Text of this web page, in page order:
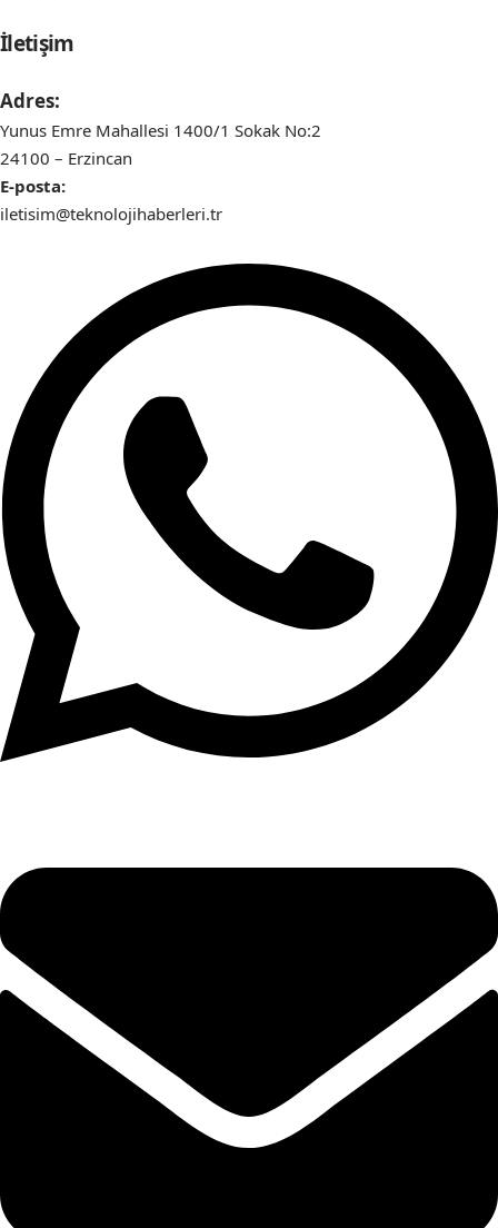
İletişim
Adres:
Yunus Emre Mahallesi 1400/1 Sokak No:2
24100 – Erzincan
E-posta:
iletisim@teknolojihaberleri.tr